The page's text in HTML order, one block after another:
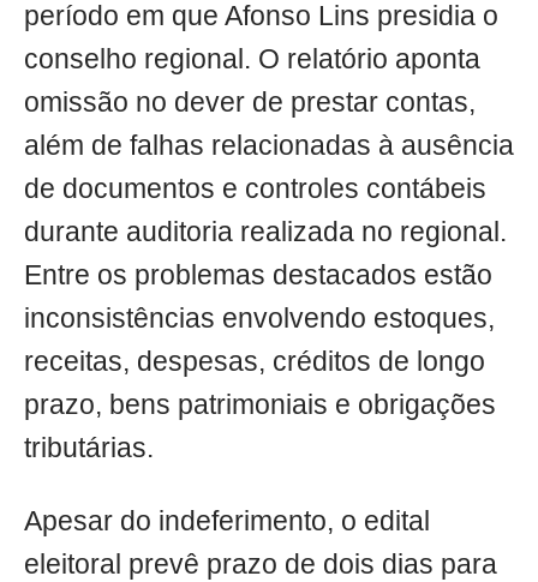
período em que Afonso Lins presidia o
conselho regional. O relatório aponta
omissão no dever de prestar contas,
além de falhas relacionadas à ausência
de documentos e controles contábeis
durante auditoria realizada no regional.
Entre os problemas destacados estão
inconsistências envolvendo estoques,
receitas, despesas, créditos de longo
prazo, bens patrimoniais e obrigações
tributárias.
Apesar do indeferimento, o edital
eleitoral prevê prazo de dois dias para